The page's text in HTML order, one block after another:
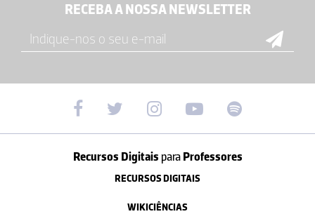
RECEBA A NOSSA NEWSLETTER
Recursos Digitais paraProfessores
RECURSOS DIGITAIS
WIKICIÊNCIAS